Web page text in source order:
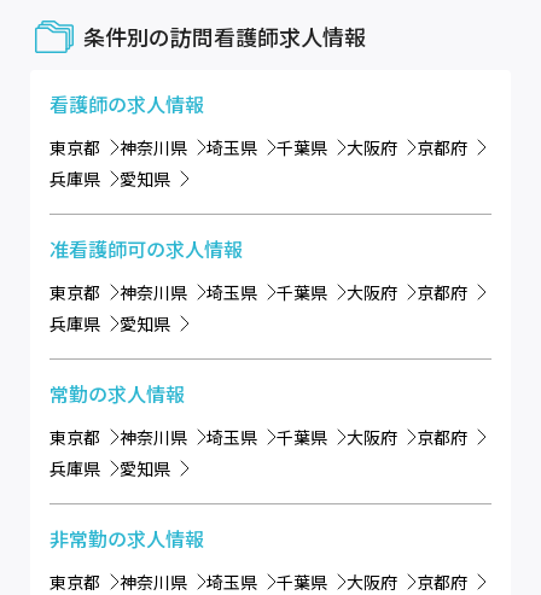
条件別の訪問看護師求人情報
看護師の求人情報
東京都 神奈川県 埼玉県 千葉県 大阪府
京都府
兵庫県
愛知県
准看護師可の求人情報
東京都 神奈川県 埼玉県 千葉県 大阪府
京都府
兵庫県
愛知県
常勤の求人情報
東京都 神奈川県 埼玉県 千葉県 大阪府
京都府
兵庫県
愛知県
非常勤の求人情報
東京都 神奈川県 埼玉県 千葉県 大阪府
京都府